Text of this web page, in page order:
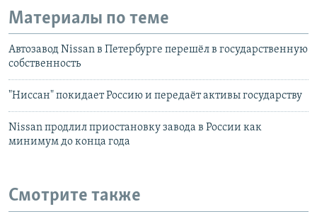
Материалы по теме
Автозавод Nissan в Петербурге перешёл в государственную
собственность
"Ниссан" покидает Россию и передаёт активы государству
Nissan продлил приостановку завода в России как
минимум до конца года
Смотрите также